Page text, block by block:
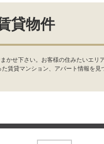
貸物件
かせ下さい。お客様の住みたいエ
賃貸マンション、アパート情報を